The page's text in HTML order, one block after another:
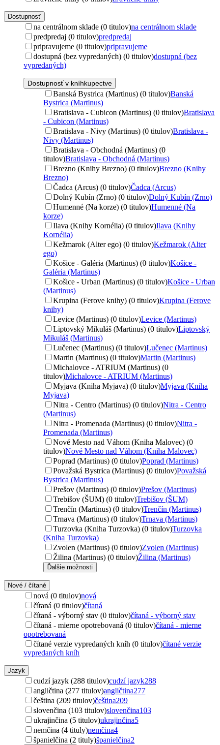
Dostupnosť
na centrálnom sklade (0 titulov)na centrálnom sklade
predpredaj (0 titulov)predpredaj
pripravujeme (0 titulov)pripravujeme
dostupná (bez vypredaných) (0 titulov)dostupná (bez
vypredaných)
Dostupnosť v kníhkupectve
Banská Bystrica (Martinus) (0 titulov)Banská
Bystrica (Martinus)
Bratislava - Cubicon (Martinus) (0 titulov)Bratislava
- Cubicon (Martinus)
Bratislava - Nivy (Martinus) (0 titulov)Bratislava -
Nivy (Martinus)
Bratislava - Obchodná (Martinus) (0
titulov)Bratislava - Obchodná (Martinus)
Brezno (Knihy Brezno) (0 titulov)Brezno (Knihy
Brezno)
Čadca (Arcus) (0 titulov)Čadca (Arcus)
Dolný Kubín (Zrno) (0 titulov)Dolný Kubín (Zrno)
Humenné (Na korze) (0 titulov)Humenné (Na
korze)
Ilava (Knihy Kornélia) (0 titulov)Ilava (Knihy
Kornélia)
Kežmarok (Alter ego) (0 titulov)Kežmarok (Alter
ego)
Košice - Galéria (Martinus) (0 titulov)Košice -
Galéria (Martinus)
Košice - Urban (Martinus) (0 titulov)Košice - Urban
(Martinus)
Krupina (Ferove knihy) (0 titulov)Krupina (Ferove
knihy)
Levice (Martinus) (0 titulov)Levice (Martinus)
Liptovský Mikuláš (Martinus) (0 titulov)Liptovský
Mikuláš (Martinus)
Lučenec (Martinus) (0 titulov)Lučenec (Martinus)
Martin (Martinus) (0 titulov)Martin (Martinus)
Michalovce - ATRIUM (Martinus) (0
titulov)Michalovce - ATRIUM (Martinus)
Myjava (Kniha Myjava) (0 titulov)Myjava (Kniha
Myjava)
Nitra - Centro (Martinus) (0 titulov)Nitra - Centro
(Martinus)
Nitra - Promenada (Martinus) (0 titulov)Nitra -
Promenada (Martinus)
Nové Mesto nad Váhom (Kniha Malovec) (0
titulov)Nové Mesto nad Váhom (Kniha Malovec)
Poprad (Martinus) (0 titulov)Poprad (Martinus)
Považská Bystrica (Martinus) (0 titulov)Považská
Bystrica (Martinus)
Prešov (Martinus) (0 titulov)Prešov (Martinus)
Trebišov (ŠUM) (0 titulov)Trebišov (ŠUM)
Trenčín (Martinus) (0 titulov)Trenčín (Martinus)
Trnava (Martinus) (0 titulov)Trnava (Martinus)
Turzovka (Kniha Turzovka) (0 titulov)Turzovka
(Kniha Turzovka)
Zvolen (Martinus) (0 titulov)Zvolen (Martinus)
Žilina (Martinus) (0 titulov)Žilina (Martinus)
Ďalšie možnosti
Nové / čítané
nová (0 titulov)nová
čítaná (0 titulov)čítaná
čítaná - výborný stav (0 titulov)čítaná - výborný stav
čítaná - mierne opotrebovaná (0 titulov)čítaná - mierne
opotrebovaná
čítané verzie vypredaných kníh (0 titulov)čítané verzie
vypredaných kníh
Jazyk
cudzí jazyk (288 titulov)cudzí jazyk288
angličtina (277 titulov)angličtina277
čeština (209 titulov)čeština209
slovenčina (103 titulov)slovenčina103
ukrajinčina (5 titulov)ukrajinčina5
nemčina (4 tituly)nemčina4
španielčina (2 tituly)španielčina2